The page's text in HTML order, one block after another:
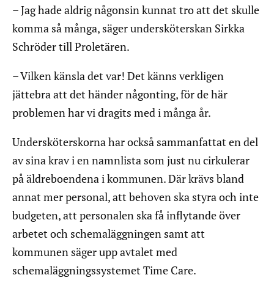
– Jag hade aldrig någonsin kunnat tro att det skulle
komma så många, säger undersköterskan Sirkka
Schröder till Proletären.
– Vilken känsla det var! Det känns verkligen
jättebra att det händer någonting, för de här
problemen har vi dragits med i många år.
Undersköterskorna har också sammanfattat en del
av sina krav i en namnlista som just nu cirkulerar
på äldreboendena i kommunen. Där krävs bland
annat mer personal, att behoven ska styra och inte
budgeten, att personalen ska få inflytande över
arbetet och schemaläggningen samt att
kommunen säger upp avtalet med
schemaläggningssystemet Time Care.